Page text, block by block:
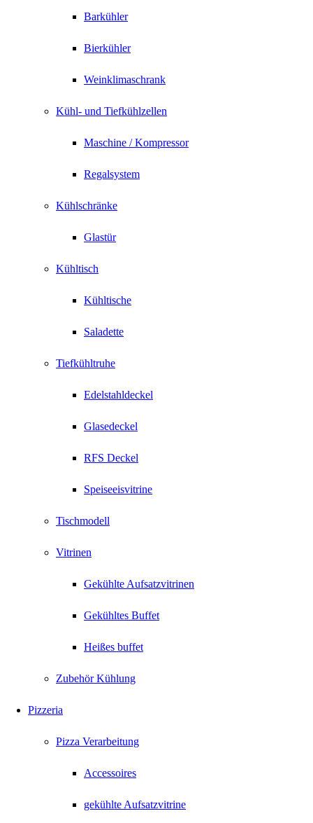
Barkühler
Bierkühler
Weinklimaschrank
Kühl- und Tiefkühlzellen
Maschine / Kompressor
Regalsystem
Kühlschränke
Glastür
Kühltisch
Kühltische
Saladette
Tiefkühltruhe
Edelstahldeckel
Glasedeckel
RFS Deckel
Speiseeisvitrine
Tischmodell
Vitrinen
Gekühlte Aufsatzvitrinen
Gekühltes Buffet
Heißes buffet
Zubehör Kühlung
Pizzeria
Pizza Verarbeitung
Accessoires
gekühlte Aufsatzvitrine